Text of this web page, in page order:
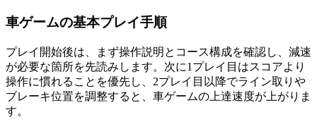
車ゲームの基本プレイ手順
プレイ開始後は、まず操作説明とコース構成を確認し、減速
が必要な箇所を先読みします。次に1プレイ目はスコアより
操作に慣れることを優先し、2プレイ目以降でライン取りや
ブレーキ位置を調整すると、車ゲームの上達速度が上がりま
す。